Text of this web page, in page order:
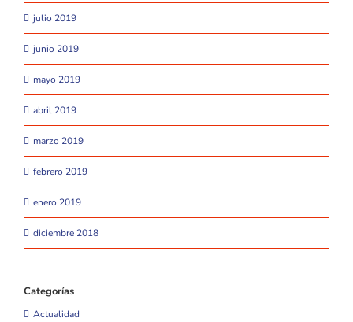
julio 2019
junio 2019
mayo 2019
abril 2019
marzo 2019
febrero 2019
enero 2019
diciembre 2018
Categorías
Actualidad